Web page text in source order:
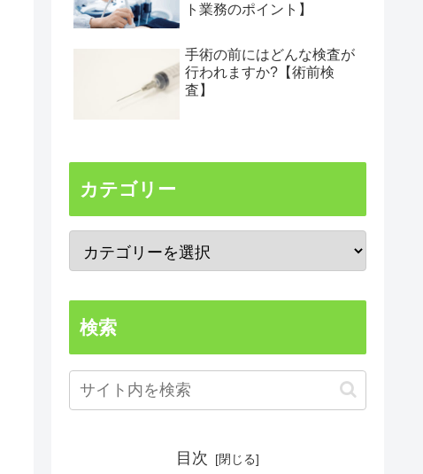
ト業務のポイント】
手術の前にはどんな検査が
行われますか?【術前検
査】
カテゴリー
検索
目次